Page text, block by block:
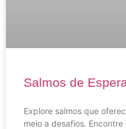
Salmos de
Explore salmos que
meio a desafios.